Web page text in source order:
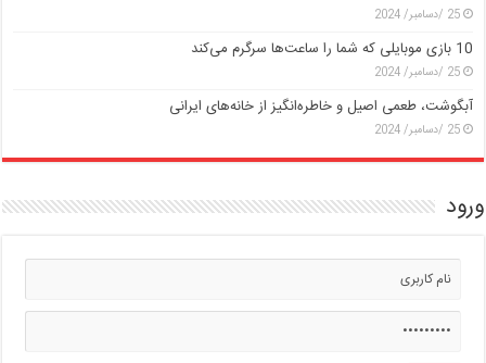
25 /دسامبر/ 2024
10 بازی موبایلی که شما را ساعت‌ها سرگرم می‌کند
25 /دسامبر/ 2024
آبگوشت، طعمی اصیل و خاطره‌انگیز از خانه‌های ایرانی
25 /دسامبر/ 2024
ورود